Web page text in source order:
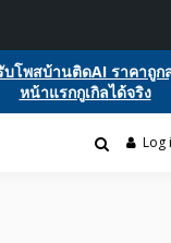
บโพสบ้านติดAI ราคาถู
หน้าแรกกูเกิลได้จริง
ฟรีประกาศข
ตลาดซื้อขาย ฟรีประก
Log